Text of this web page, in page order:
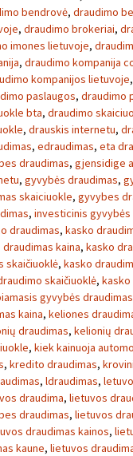
bendrovė, draudimo
, draudimo brokeriai,
imones lietuvoje,
, draudimo kompanija
kompanijos lietuvoje,
paslaugos, draudimo
bta, draudimo
, drauskis internetu,
, edraudimas, eta
draudimas, gjensidige
, gyvybės draudimas,
skaiciuokle, gyvybes
, investicinis gyvybės
draudimas, kasko
kaina, kasko
skaičiuoklė, kasko
skaičiuoklė,
gyvybės draudimas
kaina, keliones
draudimas, kelionių
, kiek kainuoja
, kredito draudimas,
, ldraudimas,
draudima, lietuvos
draudimas, lietuvos
draudimas kainos,
kaune, lietuvos